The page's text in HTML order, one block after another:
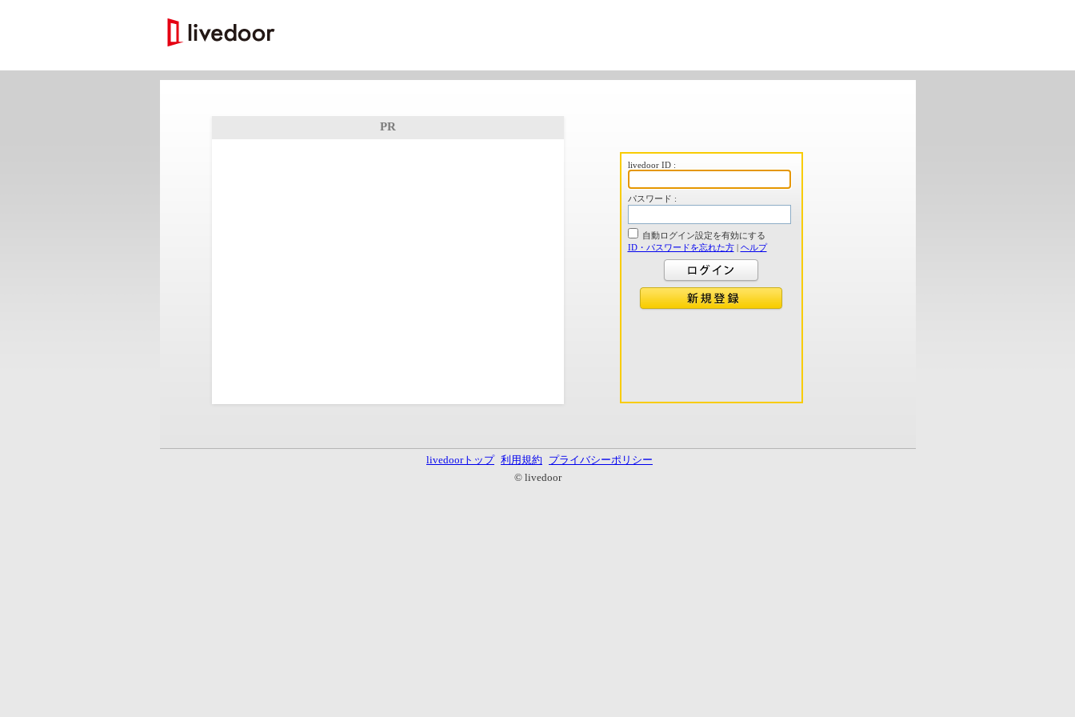
PR
livedoor ID :
パスワード :
自動ログイン設定を有効にする
ID・パスワードを忘れた方| ヘルプ
livedoorトップ 利用規約
プライバシーポリシー
© livedoor